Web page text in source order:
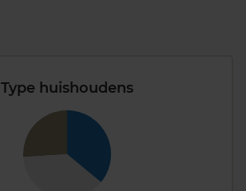
Type huishoudens